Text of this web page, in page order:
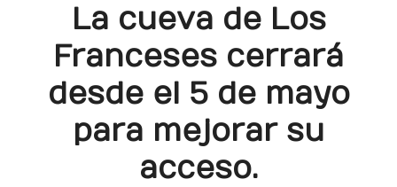
La cueva de Los
Franceses cerrará
desde el 5 de mayo
para mejorar su
acceso.